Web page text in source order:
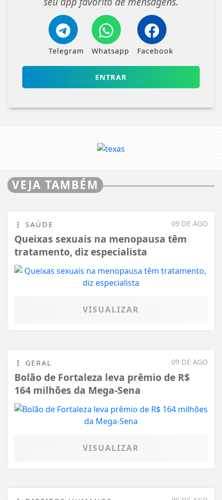
Telegram Whatsapp Facebook
ENTRAR
VEJA TAMBÉM
09 DE AGO
SAÚDE
Queixas sexuais na menopausa têm
tratamento, diz especialista
VISUALIZAR
09 DE AGO
GERAL
Bolão de Fortaleza leva prêmio de R$
164 milhões da Mega-Sena
VISUALIZAR